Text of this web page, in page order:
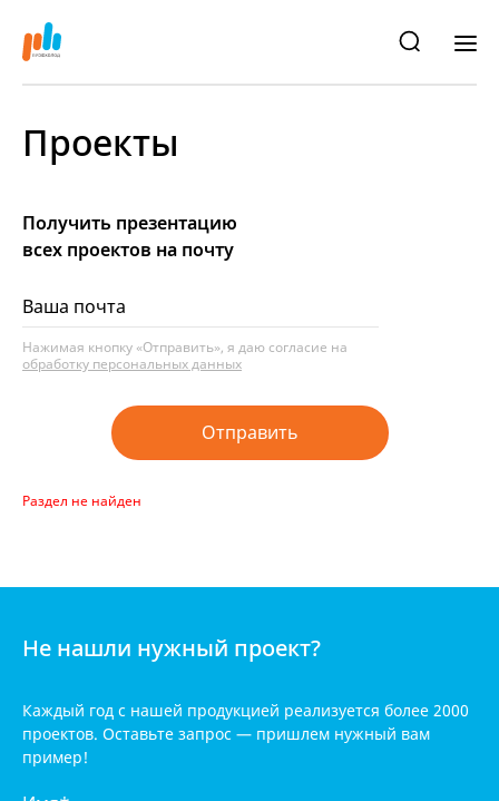
Проекты
Получить презентацию
всех проектов на почту
Нажимая кнопку «Отправить», я даю согласие на
обработку персональных данных
Отправить
Раздел не найден
Не нашли нужный проект?
Каждый год с нашей продукцией реализуется более 2000
проектов. Оставьте запрос — пришлем нужный вам
пример!